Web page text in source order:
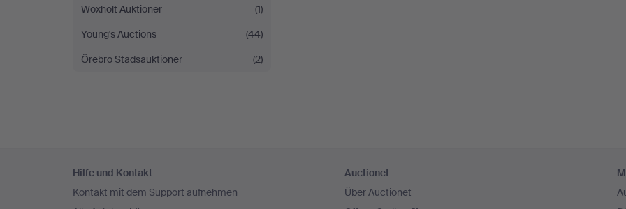
Woxholt Auktioner
(1)
Young's Auctions
(44)
Örebro Stadsauktioner
(2)
Navigation
Hilfe und Kontakt
Kontakt mit dem Support aufnehmen
Auctionet
Über Auctionet